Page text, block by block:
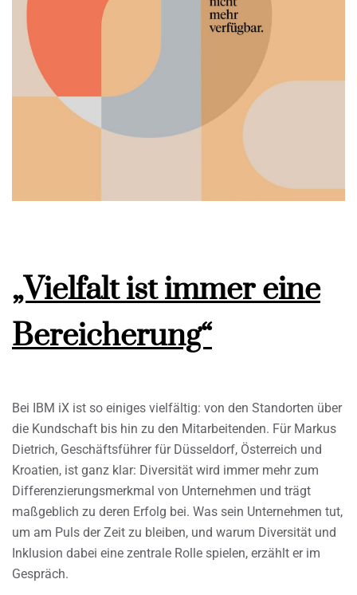
„Vielfalt ist immer eine
Bereicherung“
Bei IBM iX ist so einiges vielfältig: von den Standorten über
die Kundschaft bis hin zu den Mitarbeitenden. Für Markus
Dietrich, Geschäftsführer für Düsseldorf, Österreich und
Kroatien, ist ganz klar: Diversität wird immer mehr zum
Differenzierungsmerkmal von Unternehmen und trägt
maßgeblich zu deren Erfolg bei. Was sein Unternehmen tut,
um am Puls der Zeit zu bleiben, und warum Diversität und
Inklusion dabei eine zentrale Rolle spielen, erzählt er im
Gespräch.